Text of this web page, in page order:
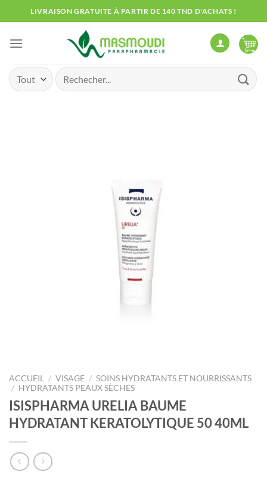
au
contenu
LIVRAISON GRATUITE À PARTIR DE 140 TND D'ACHATS !
Recherche
pour :
ACCUEIL / VISAGE / SOINS HYDRATANTS ET NOURRISSANTS
/ HYDRATANTS PEAUX SÈCHES
ISISPHARMA URELIA BAUME
HYDRATANT KERATOLYTIQUE 50 40ML